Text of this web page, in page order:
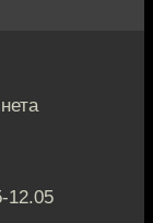
12.05